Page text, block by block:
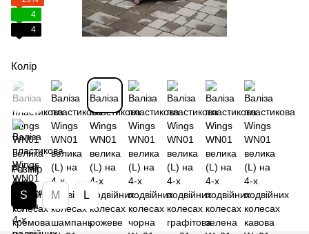
4
4
Колір
Розмір
S M L